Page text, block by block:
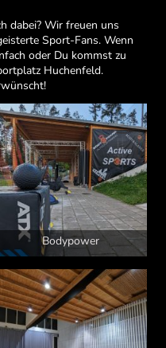
dabei? Wir freuen uns
Sport-Fans. Wenn
oder Du kommst zu
Huchenfeld.
Bodypower